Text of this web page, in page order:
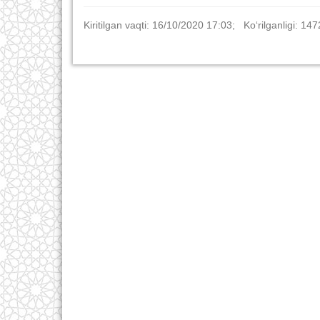
Kiritilgan vaqti: 16/10/2020 17:03; Ko‘rilganligi: